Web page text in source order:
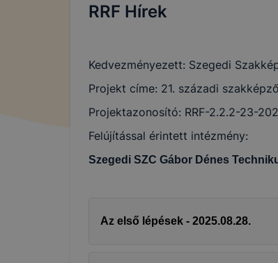
RRF Hírek
Kedvezményezett: Szegedi
Projekt címe: 21. századi
Projektazonosító: RRF-2.2.2-23-
Felújítással érintett intézmény:
Szegedi SZC Gábor Dénes
Az első lépések - 2025.08.28.